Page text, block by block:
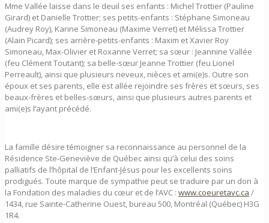
Mme Vallée laisse dans le deuil ses enfants : Michel Trottier (Pauline
Girard) et Danielle Trottier; ses petits-enfants : Stéphane Simoneau
(Audrey Roy), Karine Simoneau (Maxime Verret) et Mélissa Trottier
(Alain Picard); ses arrière-petits-enfants : Maxim et Xavier Roy
Simoneau, Max-Olivier et Roxanne Verret; sa sœur : Jeannine Vallée
(feu Clément Toutant); sa belle-sœur Jeanne Trottier (feu Lionel
Perreault), ainsi que plusieurs neveux, nièces et ami(e)s. Outre son
époux et ses parents, elle est allée rejoindre ses frères et sœurs, ses
beaux-frères et belles-sœurs, ainsi que plusieurs autres parents et
ami(e)s l’ayant précédé.
La famille désire témoigner sa reconnaissance au personnel de la
Résidence Ste‑Geneviève de Québec ainsi qu’à celui des soins
palliatifs de l’hôpital de l’Enfant-Jésus pour les excellents soins
prodigués. Toute marque de sympathie peut se traduire par un don à
la Fondation des maladies du cœur et de l’AVC : www.coeuretavc.ca /
1434, rue Sainte-Catherine Ouest, bureau 500, Montréal (Québec) H3G
1R4.